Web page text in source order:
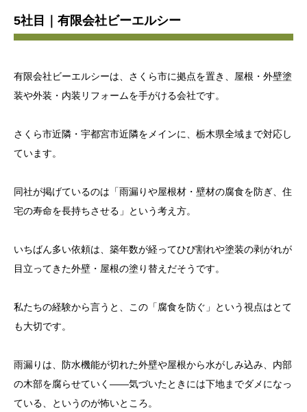
5社目｜有限会社ビーエルシー
有限会社ビーエルシーは、さくら市に拠点を置き、屋根・外壁塗
装や外装・内装リフォームを手がける会社です。
さくら市近隣・宇都宮市近隣をメインに、栃木県全域まで対応し
ています。
同社が掲げているのは「雨漏りや屋根材・壁材の腐食を防ぎ、住
宅の寿命を長持ちさせる」という考え方。
いちばん多い依頼は、築年数が経ってひび割れや塗装の剥がれが
目立ってきた外壁・屋根の塗り替えだそうです。
私たちの経験から言うと、この「腐食を防ぐ」という視点はとて
も大切です。
雨漏りは、防水機能が切れた外壁や屋根から水がしみ込み、内部
の木部を腐らせていく——気づいたときには下地までダメになっ
ている、というのが怖いところ。